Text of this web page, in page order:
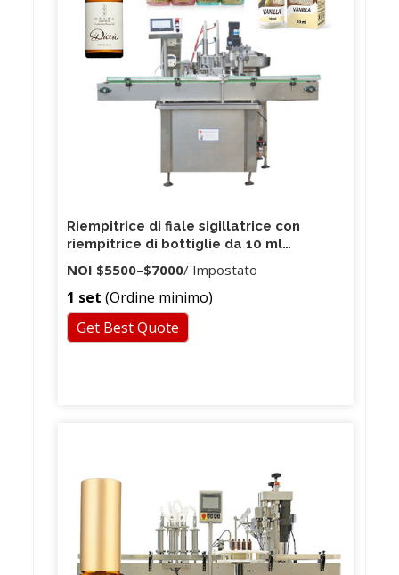
Riempitrice di fiale sigillatrice con
riempitrice di bottiglie da 10 ml
riempitrice di liquidi per riempitrici di
piccole bottiglie
NOI $5500–$7000/ Impostato
1 set (Ordine minimo)
Get Best Quote